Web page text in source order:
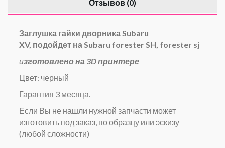
Отзывов (0)
Заглушка гайки дворника Subaru
XV, подойдет на Subaru forester SH, forester sj
изготовлено на 3D принтере
Цвет: черный
Гарантия 3 месяца.
Если Вы не нашли нужной запчасти может
изготовить под заказ, по образцу или эскизу
(любой сложности)